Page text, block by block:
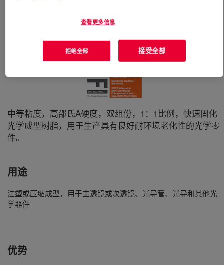
中等粘度，高邵氏A硬度，双组份，1：1比例，快速固化
光学成型树脂，用于生产具有良好耐环境老化性的光学零
件。
用途
注塑或压缩成型，用于主透镜或次透镜、光导管、光导和其他光
学器件
优势
查看更多信息
拒绝全部 接受全部